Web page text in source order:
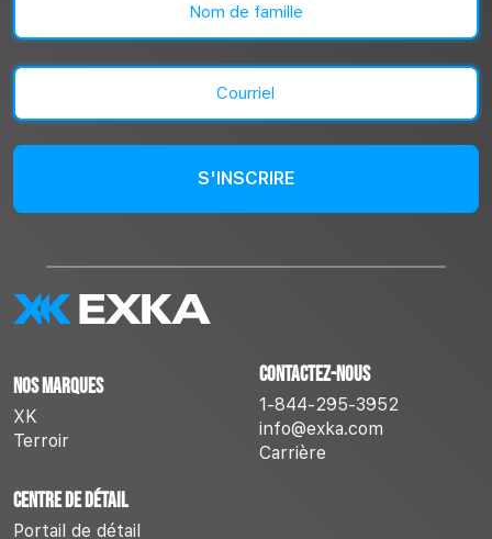
Courriel
(Nécessaire)
Nos marques
XK
Terroir
Contactez-nous
1-844-295-3952
info@exka.com
Carrière
Centre de détail
Portail de détail